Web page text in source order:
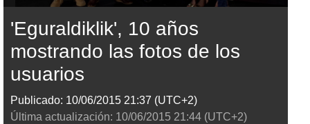
'Eguraldiklik', 10 años
mostrando las fotos de los
usuarios
Publicado: 10/06/2015 21:37 (UTC+2)
Última actualización: 10/06/2015 21:44 (UTC+2)